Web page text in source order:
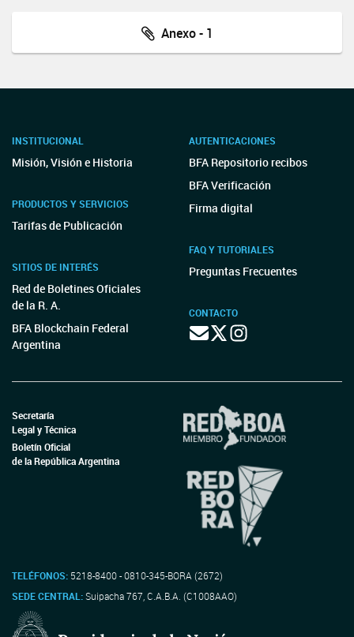
Anexo - 1
INSTITUCIONAL
Misión, Visión e Historia
PRODUCTOS Y SERVICIOS
Tarifas de Publicación
SITIOS DE INTERÉS
Red de Boletines Oficiales
de la R. A.
BFA Blockchain Federal
Argentina
AUTENTICACIONES
BFA Repositorio recibos
BFA Verificación
Firma digital
FAQ Y TUTORIALES
Preguntas Frecuentes
CONTACTO
Secretaría
Legal y Técnica
Boletín Oficial
de la República Argentina
TELÉFONOS: 5218-8400 - 0810-345-BORA (2672)
SEDE CENTRAL:Suipacha 767, C.A.B.A. (C1008AAO)